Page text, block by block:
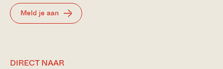
Meld je aan
DIRECT NAAR